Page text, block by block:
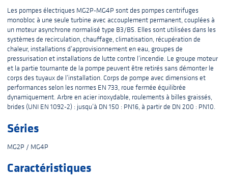
Les pompes électriques MG2P-MG4P sont des pompes centrifuges
monobloc à une seule turbine avec accouplement permanent, couplées à
un moteur asynchrone normalisé type B3/B5. Elles sont utilisées dans les
systèmes de recirculation, chauffage, climatisation, récupération de
chaleur, installations d’approvisionnement en eau, groupes de
pressurisation et installations de lutte contre l’incendie. Le groupe moteur
et la partie tournante de la pompe peuvent être retirés sans démonter le
corps des tuyaux de l’installation. Corps de pompe avec dimensions et
performances selon les normes EN 733, roue fermée équilibrée
dynamiquement. Arbre en acier inoxydable, roulements à billes graissés,
brides (UNI EN 1092-2) : jusqu’à DN 150 : PN16, à partir de DN 200 : PN10.
Séries
MG2P / MG4P
Caractéristiques